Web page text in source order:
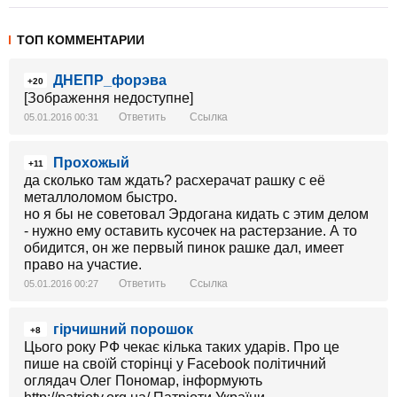
ТОП КОММЕНТАРИИ
+20
ДНЕПР_форэва
[Зображення недоступне]
05.01.2016 00:31 Ответить Ссылка
+11
Прохожый
да сколько там ждать? расхерачат рашку с её
металлоломом быстро.
но я бы не советовал Эрдогана кидать с этим делом
- нужно ему оставить кусочек на растерзание. А то
обидится, он же первый пинок рашке дал, имеет
право на участие.
05.01.2016 00:27 Ответить Ссылка
+8
гірчишний порошок
Цього року РФ чекає кілька таких ударів. Про це
пише на своїй сторінці у Facebook політичний
оглядач Олег Пономар, інформують